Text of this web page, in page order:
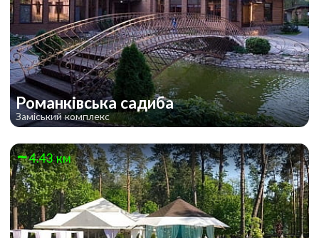
Романківська садиба
Заміський комплекс
4.43 км